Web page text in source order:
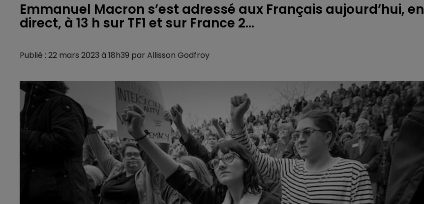
Emmanuel Macron s’est adressé aux Français aujourd’hui, en
direct, à 13 h sur TF1 et sur France 2...
Publié : 22 mars 2023 à 18h39 par Allisson Godfroy